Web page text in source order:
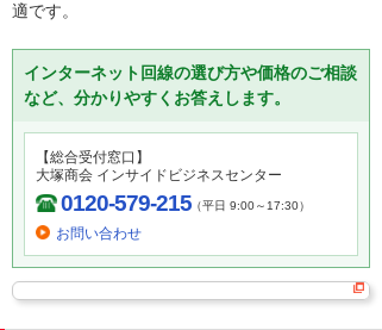
適です。
インターネット回線の選び方や価格のご相談
など、分かりやすくお答えします。
【総合受付窓口】
大塚商会 インサイドビジネスセンター
0120-579-215（平日 9:00～17:30）
お問い合わせ